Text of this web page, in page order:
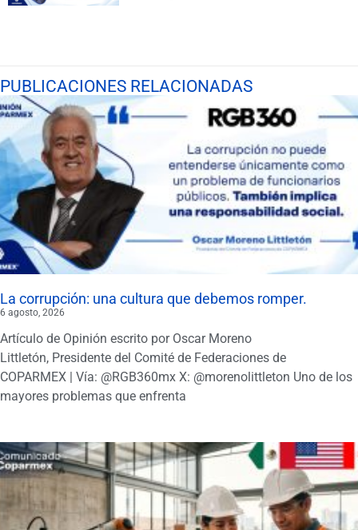
PUBLICACIONES RELACIONADAS
La corrupción: una cultura que debemos romper.
6 agosto, 2026
Artículo de Opinión escrito por Oscar Moreno
Littletón, Presidente del Comité de Federaciones de
COPARMEX | Vía: @RGB360mx X: @morenolittleton Uno de los
mayores problemas que enfrenta